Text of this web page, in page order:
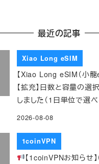
最近の記事
Xiao Long eSIM
【Xiao Long eSIM（小龍
【拡充】日数と容量の選
しました（1日単位で選
2026-08-08
1coinVPN
【1coinVPNお知らせ